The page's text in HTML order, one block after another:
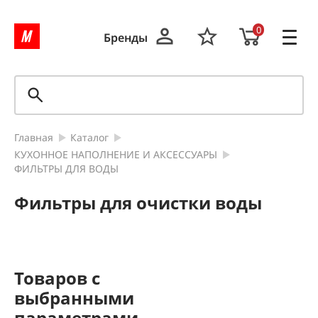
Бренды
0
Главная
Каталог
КУХОННОЕ НАПОЛНЕНИЕ И АКСЕССУАРЫ
ФИЛЬТРЫ ДЛЯ ВОДЫ
Фильтры для очистки воды
Товаров с
выбранными